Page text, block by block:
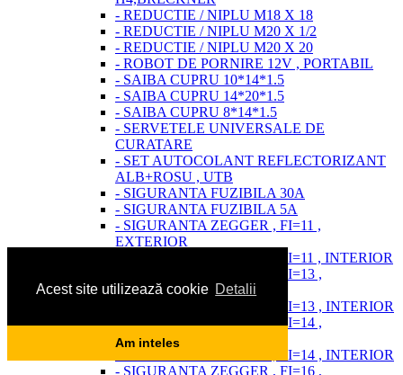
Acest site utilizează cookie Detalii
Am inteles
- REDUCTIE / NIPLU M18 X 18
- REDUCTIE / NIPLU M20 X 1/2
- REDUCTIE / NIPLU M20 X 20
- ROBOT DE PORNIRE 12V , PORTABIL
- SAIBA CUPRU 10*14*1.5
- SAIBA CUPRU 14*20*1.5
- SAIBA CUPRU 8*14*1.5
- SERVETELE UNIVERSALE DE
CURATARE
- SET AUTOCOLANT REFLECTORIZANT
ALB+ROSU , UTB
- SIGURANTA FUZIBILA 30A
- SIGURANTA FUZIBILA 5A
- SIGURANTA ZEGGER , FI=11 ,
EXTERIOR
- SIGURANTA ZEGGER , FI=11 , INTERIOR
- SIGURANTA ZEGGER , FI=13 ,
EXTERIOR
- SIGURANTA ZEGGER , FI=13 , INTERIOR
- SIGURANTA ZEGGER , FI=14 ,
EXTERIOR
- SIGURANTA ZEGGER , FI=14 , INTERIOR
- SIGURANTA ZEGGER , FI=16 ,